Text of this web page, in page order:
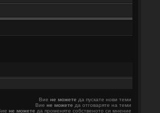
Вие не можете да пускате нови теми
Вие не можете да отговаряте на теми
не можете да променяте собственото си мнение